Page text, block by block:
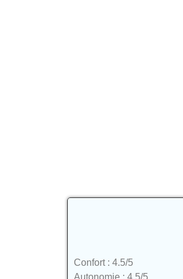
Confort : 4.5/5
Autonomie : 4.5/5